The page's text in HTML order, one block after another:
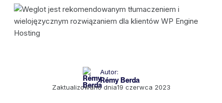
Autor:
Rémy Berda
Zaktualizowano dnia19 czerwca 2023